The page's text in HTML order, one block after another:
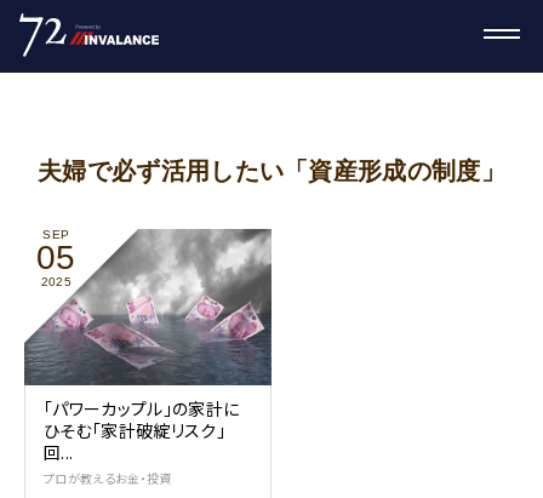
夫婦で必ず活用したい「資産形成の制度」
SEP
05
2025
｢パワーカップル｣の家計に
ひそむ｢家計破綻リスク｣
回...
プロが教えるお金・投資